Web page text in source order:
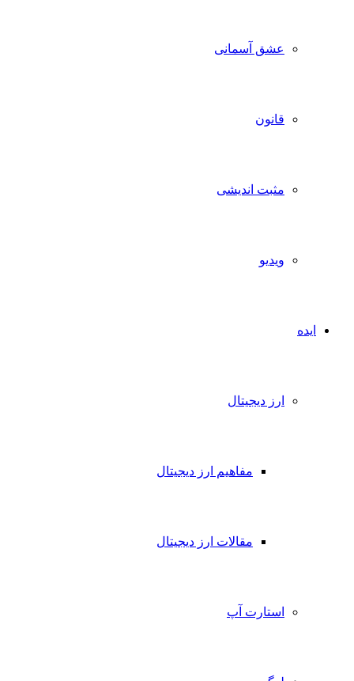
عشق آسمانی
قانون
مثبت اندیشی
ویدیو
ایده
ارز دیجیتال
مفاهیم ارز دیجیتال
مقالات ارز دیجیتال
استارت آپ